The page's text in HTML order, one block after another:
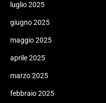
luglio 2025
giugno 2025
maggio 2025
aprile 2025
marzo 2025
febbraio 2025